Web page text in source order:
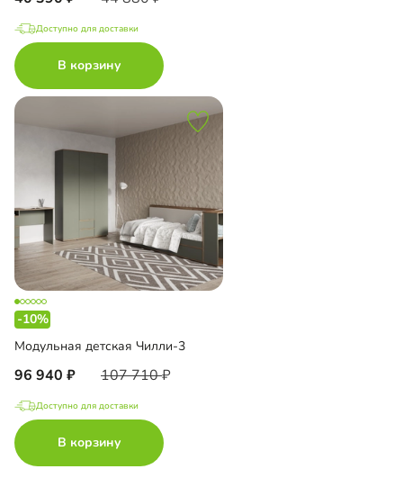
Доступно для доставки
В корзину
-10%
Модульная детская Чилли-3
96 940 107 710
Доступно для доставки
В корзину